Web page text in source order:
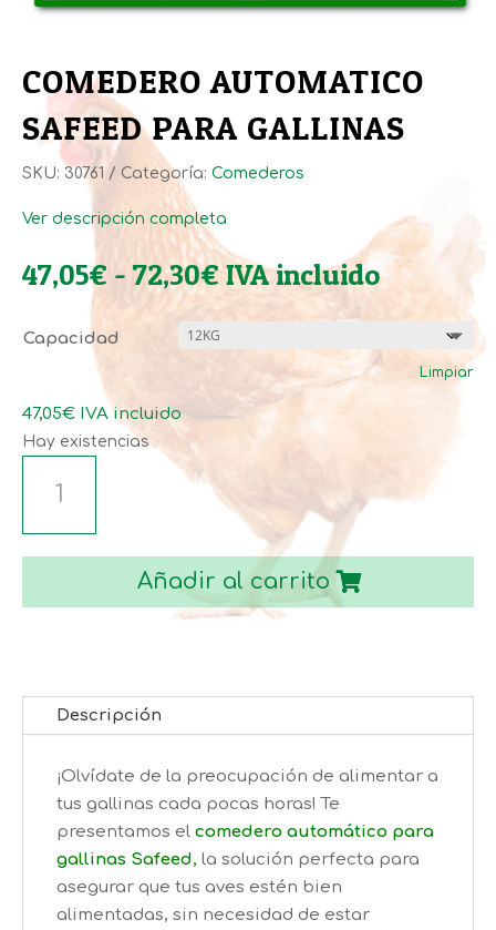
COMEDERO AUTOMATICO
SAFEED PARA GALLINAS
SKU: 30761 Categoría: Comederos
Ver descripción completa
47,05€ - 72,30€Rango
precios:
desde
47,05€
hasta
72,30€
IVA incluido
Capacidad
Limpiar
47,05€ IVA incluido
Hay existencias
cantidad
Añadir al carrito
Descripción
¡Olvídate de la preocupación de alimentar a
tus gallinas cada pocas horas! Te
presentamos el comedero automático para
gallinas Safeed, la solución perfecta para
asegurar que tus aves estén bien
alimentadas, sin necesidad de estar